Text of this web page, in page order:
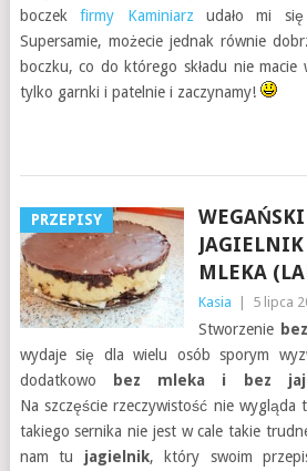
boczekfirmy Kaminiarz udało mi
Supersamie, możecie jednak równie
boczku, co do którego składu nie macie
tylko garnki i patelnie i zaczynamy!
PRZEPISY
MLEKA
Kasia 5 lipca
Stworzenie
wydaje się dla wielu osób sporym
dodatkowo
bez mleka i bez
Na szczęście rzeczywistość nie wygląda
takiego sernika nie jest w cale takie
nam tu jagielnik, który swoim